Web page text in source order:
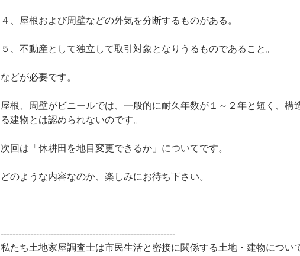
４、屋根および周壁などの外気を分断するものがある。
５、不動産として独立して取引対象となりうるものであること。
などが必要です。
屋根、周壁がビニールでは、一般的に耐久年数が１～２年と短く、構
る建物とは認められないのです。
次回は「休耕田を地目変更できるか」についてです。
どのような内容なのか、楽しみにお待ち下さい。
-----------------------------------------------------------
私たち土地家屋調査士は市民生活と密接に関係する土地・建物につい